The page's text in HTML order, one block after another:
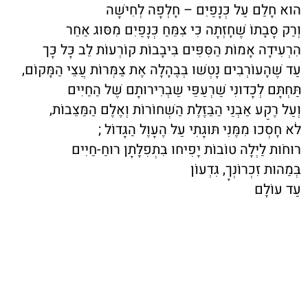
הוּא חָלַם עַל כְּנָפַיִם – חָלְפָה לְחִישָׁה
וְרַק סָבָתוֹ שֶׁחָזְתָה כִּי צִמֵּחַ כְּנָפַיִם מִסּוּג אַחֵר
הִרְעִידָה אָמוֹת הַסִּפִּים בִּיבָבוֹת קוֹרְעוֹת לֵב כָּל כָּך
עַד שֶׁהָעוֹרְבִים נָטְשׁוּ בְּבֶהָלָה אֶת צַמְּרוֹת עֲצֵי הַמָּקוֹם,
תַּחְתָּם לְכָדוּנִי שַׁרְעַפֵּי שַבְרִירוּתָם שֶׁל הַחַיִּים
וְעַל רֶקַע אַבְנֵי הַבַּזֶּלֶת הַשְׁחוֹרוֹת וְאֶלֶם הַמַּצֵּבוֹת,
לֹא חָסְכוּ מִמֶּנִּי תּוּגָתִי עַל הֶעָוֶל הַגָּדוֹל ;
רוּחֹות לַיְלָה טוֹבוֹת יָפִיחוּ בִּתְפִלָּתָן רוּחַ-חַיִּים
בְּמַהוּת זִכְרוֹנְךָ, גִּדְעוֹן
עַד עוֹלָם